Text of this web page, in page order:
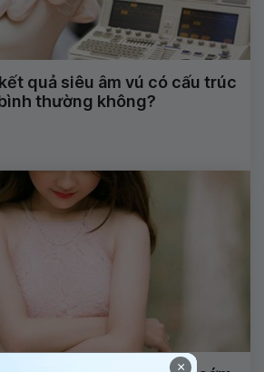
quả siêu âm vú có cấu trúc
thường không?
×